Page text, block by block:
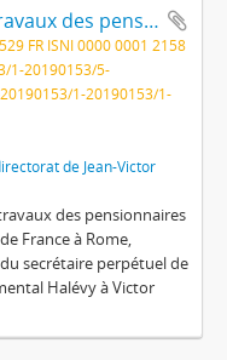
« Rapport sur les travaux des pensionnaires de l’Académie impériale de France à Rome, pendant l’année 1856 »
FR ISNI 0000 0001 2158
1-20190153/5-
1-20190153/1-
de Jean-Victor
des pensionnaires
France à Rome,
secrétaire perpétuel de
Halévy à Victor